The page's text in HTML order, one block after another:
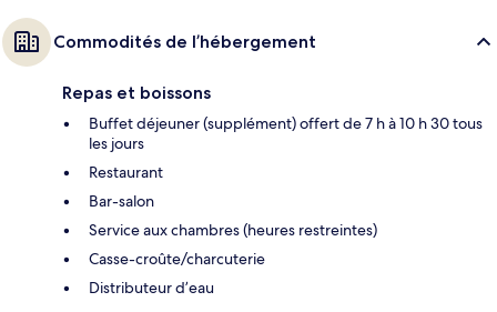
Commodités de l’hébergement
Repas et boissons
Buffet déjeuner (supplément) offert de 7 h à 10 h 30 tous
les jours
Restaurant
Bar-salon
Service aux chambres (heures restreintes)
Casse-croûte/charcuterie
Distributeur d’eau